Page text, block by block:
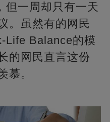
但一周却只有一天
。虽然有的网民
Life Balance的模
的网民直言这份
慕。